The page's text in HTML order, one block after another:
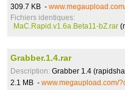
309.7 KB -
Fichiers identiques:
MaC.Rapid.v1.6a.Beta11-bZ.rar
Grabber.1.4.rar
Description: Grabber 1.4
2.1 MB - www.megaupload.com/